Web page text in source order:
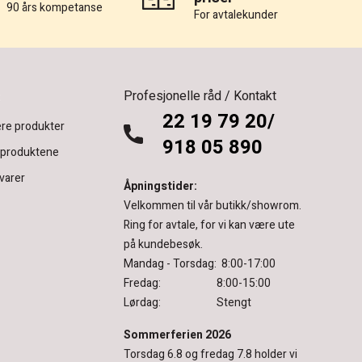
90 års kompetanse For avtalekunder
produkter
Profesjonelle råd / Kontakt
22 19 79 20/
918 05 890
Åpningstider:
Velkommen til vår butikk/showrom.
Ring for avtale, for vi kan være ute
på kundebesøk.
Mandag - Torsdag: 8:00-17:00
Fredag: 8:00-15:00
Lørdag: Stengt
Sommerferien 2026
Torsdag 6.8 og fredag 7.8 holder vi